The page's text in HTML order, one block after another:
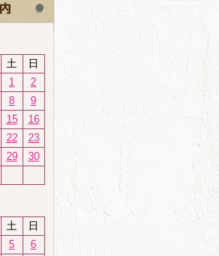
土
日
1
2
8
9
15
16
22
23
29
30
土
日
5
6